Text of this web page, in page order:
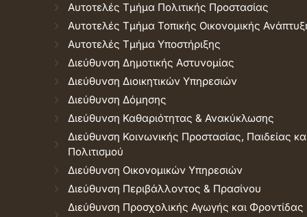
Αυτοτελές Τμήμα Πολιτικής Προστασίας
Αυτοτελές Τμήμα Τοπικής Οικονομικής
Αυτοτελές Τμήμα Υποστήριξης
Διεύθυνση Δημοτικής Αστυνομίας
Διεύθυνση Διοικητικών Υπηρεσιών
Διεύθυνση Δόμησης
Διεύθυνση Καθαριότητας & Ανακύκλωσης
Διεύθυνση Κοινωνικής Προστασίας, Παιδείας
Πολιτισμού
Διεύθυνση Οικονομικών Υπηρεσιών
Διεύθυνση Περιβάλλοντος & Πρασίνου
Διεύθυνση Προσχολικής Αγωγής και Φροντίδας